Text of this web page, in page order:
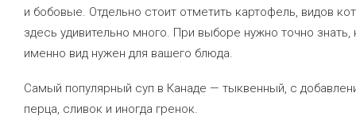
и бобовые. Отдельно стоит отметить картофель, видов
здесь удивительно много. При выборе нужно точно знать,
именно вид нужен для вашего блюда.
Самый популярный суп в Канаде — тыквенный, с
перца, сливок и иногда гренок.